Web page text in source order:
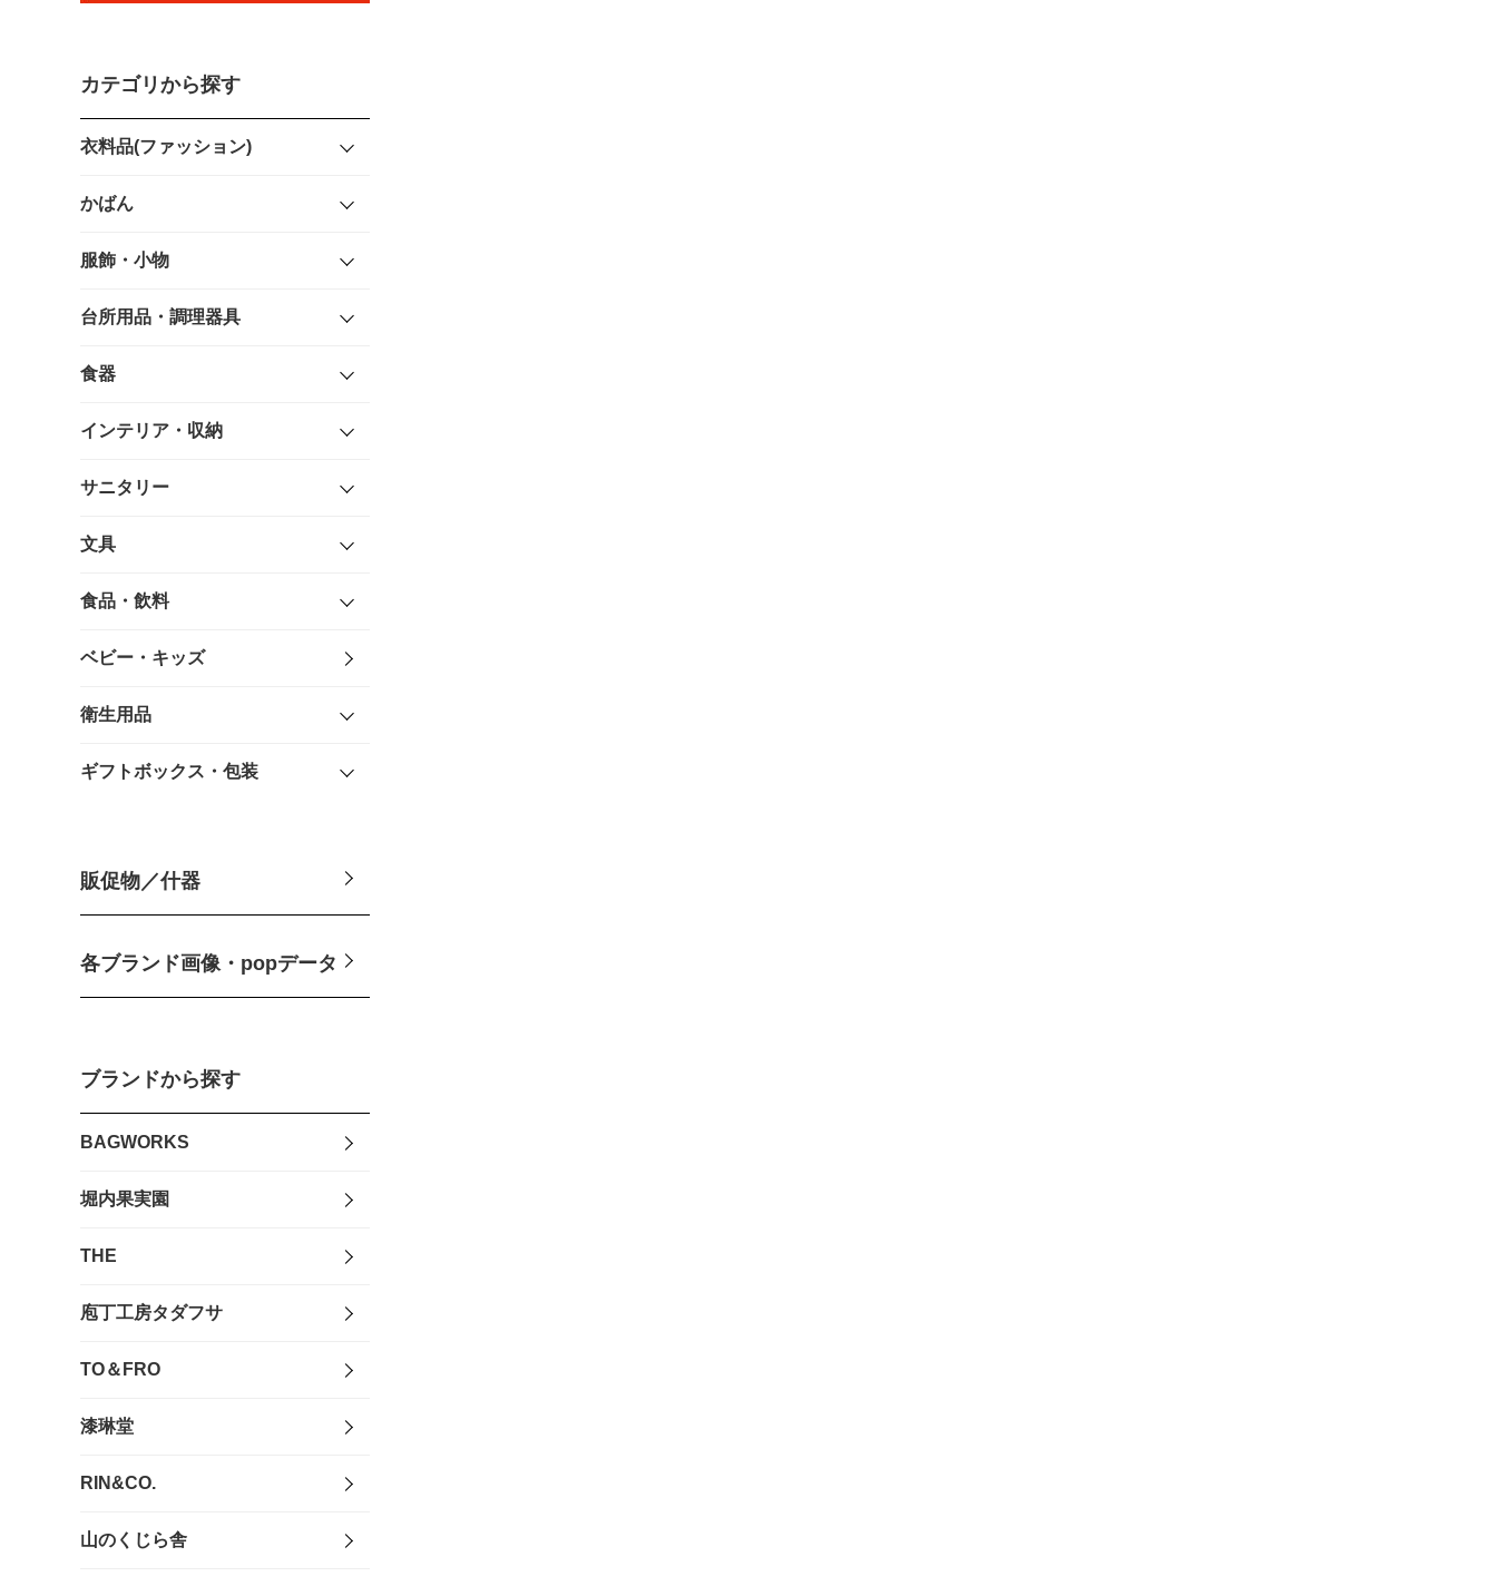
カテゴリから探す
衣料品(ファッション)
かばん
服飾・小物
台所用品・調理器具
食器
インテリア・収納
サニタリー
文具
食品・飲料
ベビー・キッズ
衛生用品
ギフトボックス・包装
販促物／什器
各ブランド画像・popデータ
ブランドから探す
BAGWORKS
堀内果実園
THE
庖丁工房タダフサ
TO＆FRO
漆琳堂
RIN&CO.
山のくじら舎